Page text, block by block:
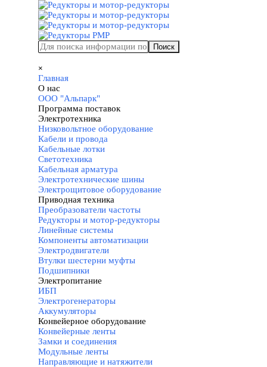
Перейти к контенту
Поиск
×
Главная
О нас
ООО "Альпарк"
Программа поставок
Электротехника
Низковольтное оборудование
Кабели и провода
Кабельные лотки
Светотехника
Кабельная арматура
Электротехнические шины
Электрощитовое оборудование
Приводная техника
Преобразователи частоты
Редукторы и мотор-редукторы
Линейные системы
Компоненты автоматизации
Электродвигатели
Втулки шестерни муфты
Подшипники
Электропитание
ИБП
Электрогенераторы
Аккумуляторы
Конвейерное оборудование
Конвейерные ленты
Замки и соединения
Модульные ленты
Направляющие и натяжители